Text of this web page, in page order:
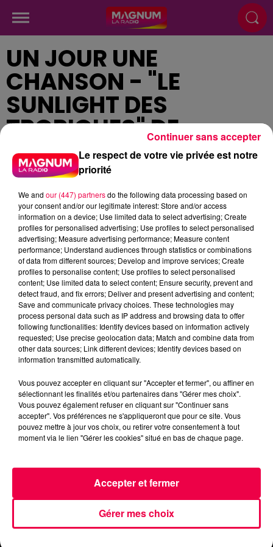
UN JOUR UNE
CHANSON - "LE
SUNLIGHT DES
TROPIQUES" DE
GILBERT MONTAGNE
Publié : 28 juin 2024 à 12h37
podcasts/2024/06/Un-jour-une-chanson-du-
vendredi-28-juin.mp3
ACCUEIL INFOS
EMISSIONS
AGENDA
JEUX
PODCASTS
NOUS CONTACTER
Le respect de votre vie privée est notre
priorité
We and our (447) partnersdo the following data processing based on
your consent and/or our legitimate interest: Store and/or access
information on a device; Use limited data to select advertising; Create
profiles for personalised advertising; Use profiles to select personalised
advertising; Measure advertising performance; Measure content
performance; Understand audiences through statistics or combinations
of data from different sources; Develop and improve services; Create
profiles to personalise content; Use profiles to select personalised
content; Use limited data to select content; Ensure security, prevent and
detect fraud, and fix errors; Deliver and present advertising and content;
Save and communicate privacy choices. These technologies may
process personal data such as IP address and browsing data to offer
following functionalities: Identify devices based on information actively
requested; Use precise geolocation data; Match and combine data from
other data sources; Link different devices; Identify devices based on
information transmitted automatically.
Vous pouvez accepter en cliquant sur "Accepter et fermer", ou affiner en
sélectionnant les finalités et/ou partenaires dans "Gérer mes choix".
Vous pouvez également refuser en cliquant sur "Continuer sans
accepter". Vos préférences ne s'appliqueront que pour ce site. Vous
pouvez mettre à jour vos choix, ou retirer votre consentement à tout
moment via le lien "Gérer les cookies" situé en bas de chaque page.
Gérer mes choix
Accepter et fermer
Continuer sans accepter